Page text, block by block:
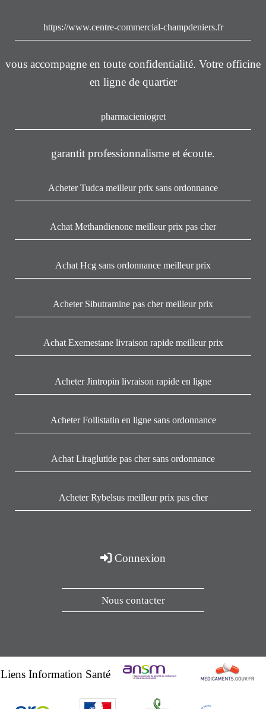
https://www.centre-commercial-champdeniers.fr
vous accompagne en toute confidentialité. Votre officine
en ligne de quartier
pharmacieniogret
garantit professionnalisme et écoute.
Acheter Tudca meilleur prix sans ordonnance
Achat Methandienone meilleur prix pas cher
Achat Hcg sans ordonnance meilleur prix
Acheter Sibutramine pas cher meilleur prix
Achat Exemestane livraison rapide meilleur prix
Acheter Jintropin livraison rapide en ligne
Acheter Follistatin en ligne sans ordonnance
Achat Liraglutide pas cher sans ordonnance
Acheter Rybelsus meilleur prix pas cher
Connexion
Nous contacter
Liens Information Santé